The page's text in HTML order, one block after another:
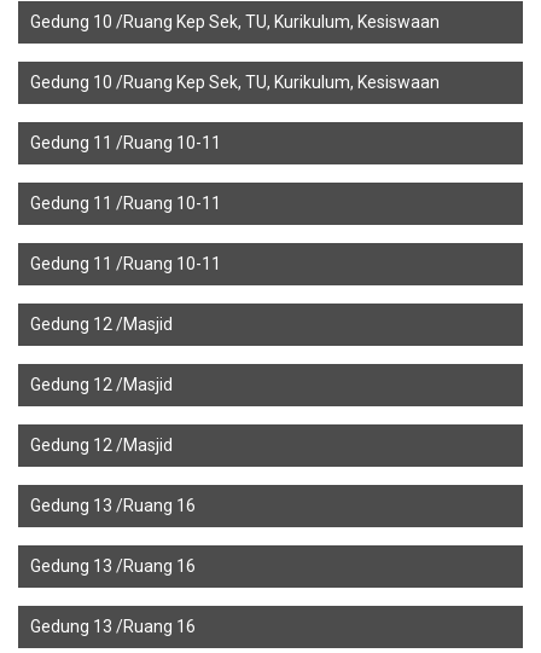
Gedung 10 /Ruang Kep Sek, TU, Kurikulum, Kesiswaan
Gedung 10 /Ruang Kep Sek, TU, Kurikulum, Kesiswaan
Gedung 11 /Ruang 10-11
Gedung 11 /Ruang 10-11
Gedung 11 /Ruang 10-11
Gedung 12 /Masjid
Gedung 12 /Masjid
Gedung 12 /Masjid
Gedung 13 /Ruang 16
Gedung 13 /Ruang 16
Gedung 13 /Ruang 16